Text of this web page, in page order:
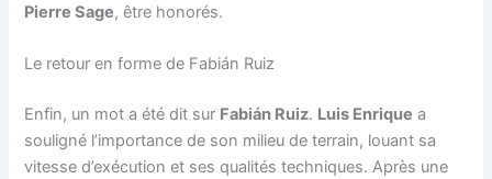
Pierre Sage, être honorés.
Le retour en forme de Fabián Ruiz
Enfin, un mot a été dit sur Fabián Ruiz. Luis Enrique a
souligné l’importance de son milieu de terrain, louant sa
vitesse d’exécution et ses qualités techniques. Après une